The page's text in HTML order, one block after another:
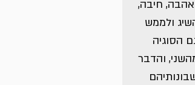
חיבה,
ולממש
הסוגיה
והדבר